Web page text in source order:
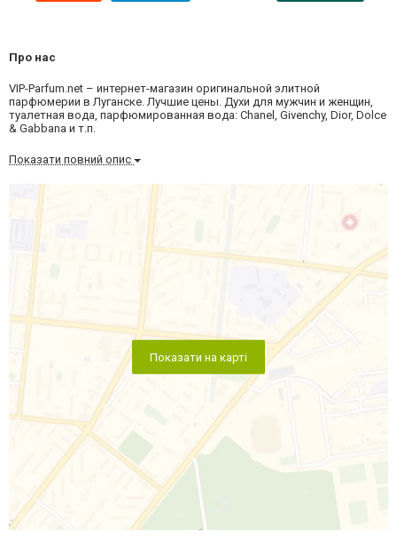
Про нас
VIP-Parfum.net – интернет-магазин оригинальной элитной
парфюмерии в Луганске. Лучшие цены. Духи для мужчин и женщин,
туалетная вода, парфюмированная вода: Chanel, Givenchy, Dior, Dolce
& Gabbana и т.п.
Показати повний опис
Показати на карті